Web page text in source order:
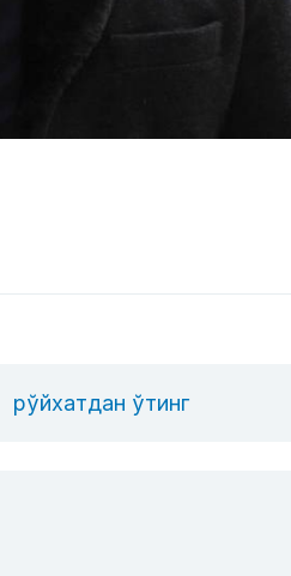
рўйхатдан ўтинг